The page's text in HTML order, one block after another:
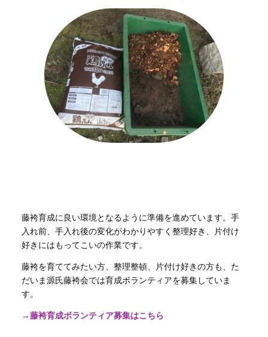
藤袴育成に良い環境となるように準備を進めています。手
入れ前、手入れ後の変化がわかりやすく整理好き、片付け
好きにはもってこいの作業です。
藤袴を育ててみたい方、整理整頓、片付け好きの方も、た
だいま源氏藤袴会では育成ボランティアを募集していま
す。
→藤袴育成ボランティア募集はこちら